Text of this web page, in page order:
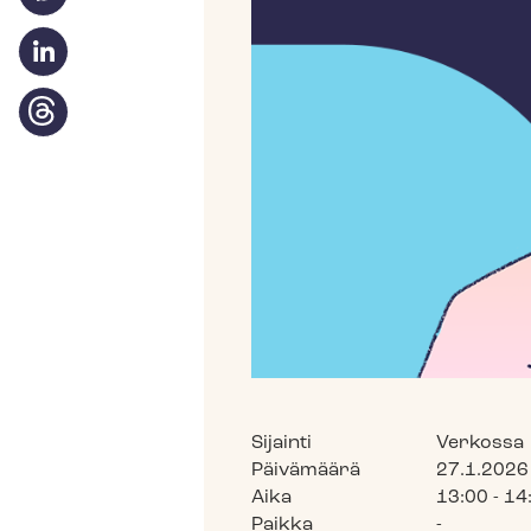
Sijainti
Verkossa
Päivämäärä
27.1.2026
Aika
13:00 -
Paikka
-